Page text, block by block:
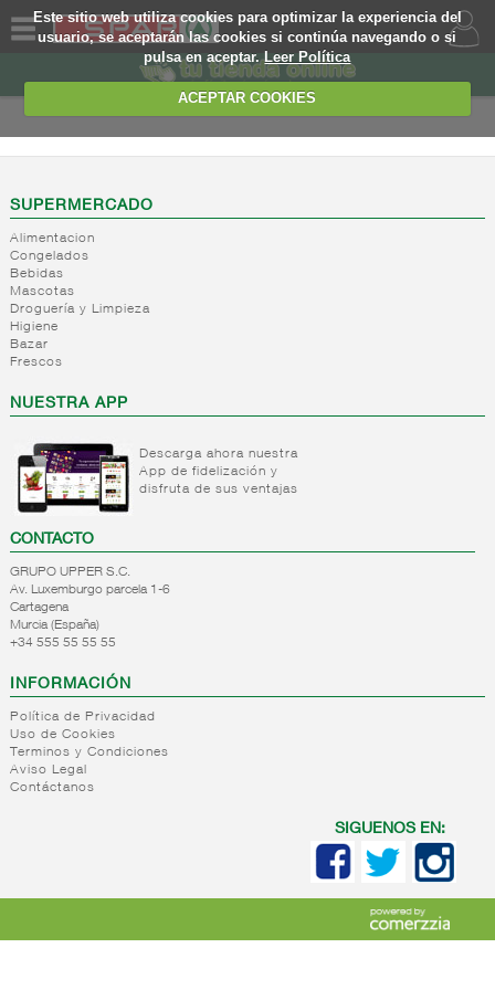
Este sitio web utiliza cookies para optimizar la experiencia del
usuario, se aceptarán las cookies si continúa navegando o si
pulsa en aceptar.Leer Política
ACEPTAR COOKIES
SOMOS
WEB
EJEMPLO
SUPERMERCADO
Alimentacion
Congelados
Bebidas
Mascotas
Droguería y Limpieza
Higiene
Bazar
Frescos
NUESTRA APP
Descarga ahora nuestra
App de fidelización y
disfruta de sus ventajas
CONTACTO
GRUPO UPPER S.C.
Av. Luxemburgo parcela 1-6
Cartagena
Murcia (España)
+34 555 55 55 55
INFORMACIÓN
Política de Privacidad
Uso de Cookies
Terminos y Condiciones
Aviso Legal
Contáctanos
SIGUENOS EN: